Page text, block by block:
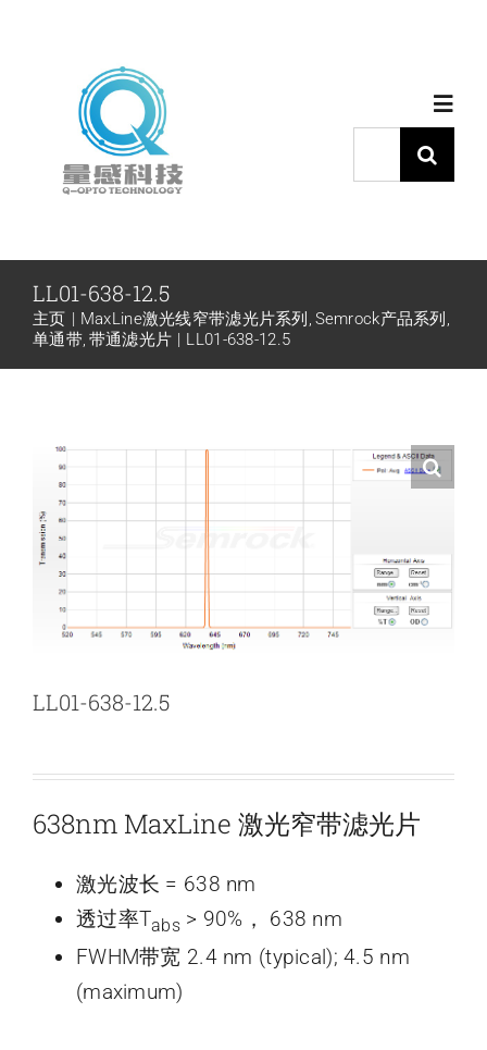
产品中心
代理品牌
下载中心
新闻和活动
关于量感
联系我们
索：
LL01-638-12.5
主页 MaxLine激光线窄带滤光片系列
Semrock产品系列
单通带 带通滤光片 LL01-638-12.5
LL01-638-12.5
638nm MaxLine 激光窄带滤光片
激光波长 = 638 nm
透过率Tabs > 90%， 638 nm
FWHM带宽 2.4 nm (typical); 4.5 nm
(maximum)